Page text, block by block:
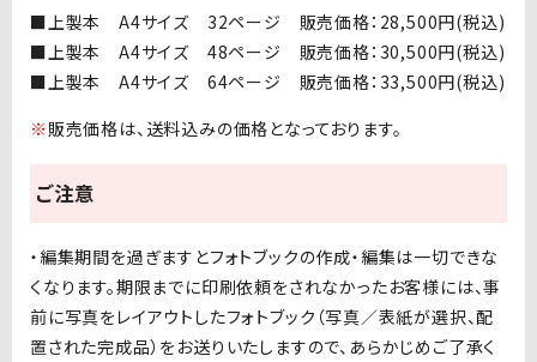
■上製本 A4サイズ 32ページ 販売価格： 28,500円(税込)
■上製本 A4サイズ 48ページ 販売価格： 30,500円(税込)
■上製本 A4サイズ 64ページ 販売価格： 33,500円(税込)
※ 販売価格は、送料込みの価格となっております。
ご注意
・編集期間を過ぎますとフォトブックの作成・編集は一切できな
くなります。期限までに印刷依頼をされなかったお客様には、事
前に写真をレイアウトしたフォトブック（写真／表紙が選択、配
置された完成品）をお送りいたしますので、あらかじめご了承く